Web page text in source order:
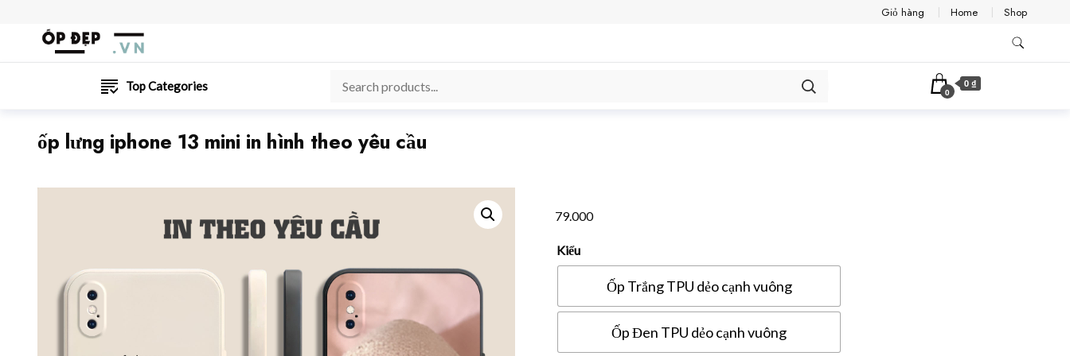
Giỏ hàng Home Shop
Top Categories 0
0 ₫
ốp lưng iphone 13 mini in hình theo yêu cầu
79.000
Kiểu
Ốp Trắng TPU dẻo cạnh vuông
Ốp Đen TPU dẻo cạnh vuông